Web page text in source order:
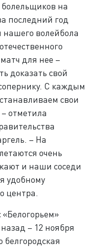
на
последний год
волейбола
для нее –
доказать свой
С каждым
свои
отметила
– На
очень
и наши соседи
удобному
центра.
– 12 ноября
белгородская